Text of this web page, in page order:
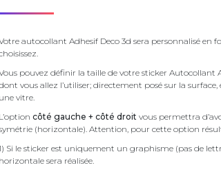
autocollant Adhesif Deco 3d sera personnalisé en
pouvez définir la taille de votre sticker Autocollant
vous allez l’utiliser; directement posé sur la
une vitre.
L’option côté gauche + côté droit vous permettra
(horizontale). Attention, pour cette option
Si le sticker est uniquement un graphisme (pas de
horizontale sera réalisée.